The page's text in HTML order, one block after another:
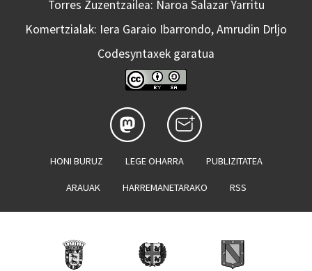
Torres Zuzentzailea: Naroa Salazar Yarritu
Komertzialak: Iera Garaio Ibarrondo, Amrudin Drljo
Codesyntaxek garatua
HONI BURUZ LEGE OHARRA PUBLIZITATEA
ARAUAK HARREMANETARAKO RSS